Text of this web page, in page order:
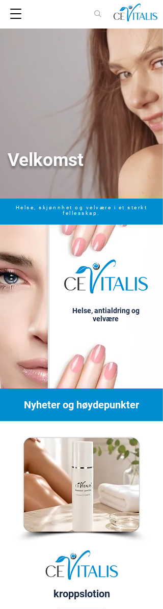
Velkomst
Helse, skjønnhet og velvære i et sterkt
fellesskap.
Helse, antialdring og
velvære
Nyheter og høydepunkter
kroppslotion